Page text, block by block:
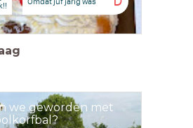
we geworden met